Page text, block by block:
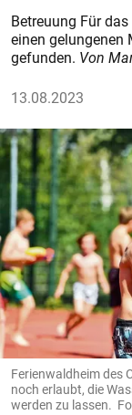
Betreuung Für
einen gelungenen
gefunden. Von
13.08.2023
Ferienwaldheim des
noch erlaubt, die
werden zu lassen.